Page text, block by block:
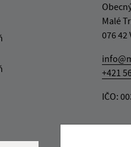
Malé
076 42
+421
IČO: